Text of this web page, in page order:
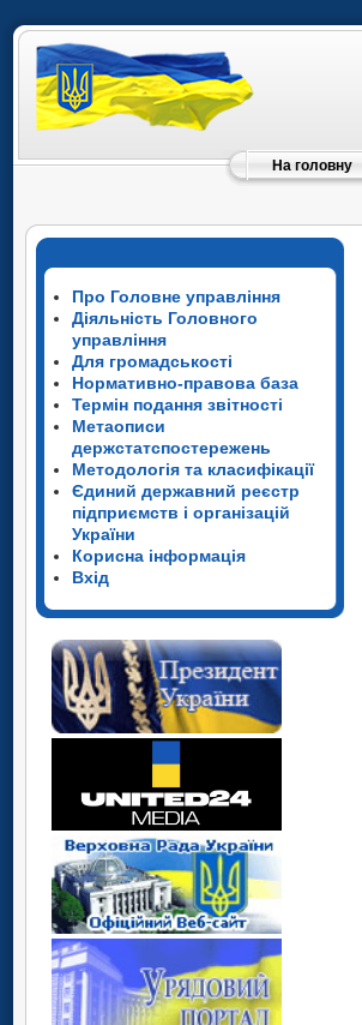
На головну
Про Головне управління
Діяльність Головного
управління
Для громадськості
Нормативно-правова база
Термін подання звітності
Метаописи
держстатспостережень
Методологія та класифікації
Єдиний державний реєстр
підприємств і організацій
України
Корисна інформація
Вхід